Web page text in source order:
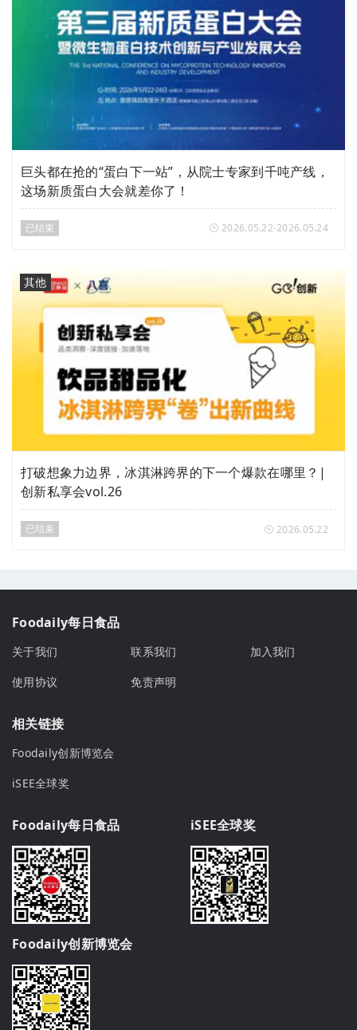
巨头都在抢的“蛋白下一站”，从院士专家到千吨产线，
这场新质蛋白大会就差你了！
已结束 2026.05.22-2026.05.24
其他
打破想象力边界，冰淇淋跨界的下一个爆款在哪里？|
创新私享会vol.26
已结束 2026.05.22
Foodaily每日食品
关于我们 联系我们
加入我们
使用协议
免责声明
相关链接
Foodaily创新博览会
iSEE全球奖
Foodaily每日食品 iSEE全球奖
Foodaily创新博览会